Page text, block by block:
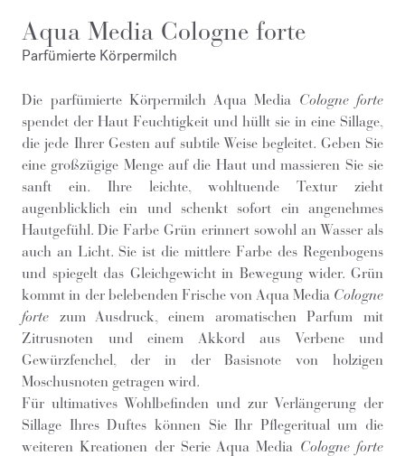
Aqua Media Cologne forte
Parfümierte Körpermilch
Die parfümierte Körpermilch Aqua Media Cologne forte
spendet der Haut Feuchtigkeit und hüllt sie in eine Sillage,
die jede Ihrer Gesten auf subtile Weise begleitet. Geben Sie
eine großzügige Menge auf die Haut und massieren Sie sie
sanft ein. Ihre leichte, wohltuende Textur zieht
augenblicklich ein und schenkt sofort ein angenehmes
Hautgefühl. Die Farbe Grün erinnert sowohl an Wasser als
auch an Licht. Sie ist die mittlere Farbe des Regenbogens
und spiegelt das Gleichgewicht in Bewegung wider. Grün
kommt in der belebenden Frische von Aqua Media Cologne
forte zum Ausdruck, einem aromatischen Parfum mit
Zitrusnoten und einem Akkord aus Verbene und
Gewürzfenchel, der in der Basisnote von holzigen
Moschusnoten getragen wird.
Für ultimatives Wohlbefinden und zur Verlängerung der
Sillage Ihres Duftes können Sie Ihr Pflegeritual um die
weiteren Kreationen der Serie Aqua Media Cologne forte